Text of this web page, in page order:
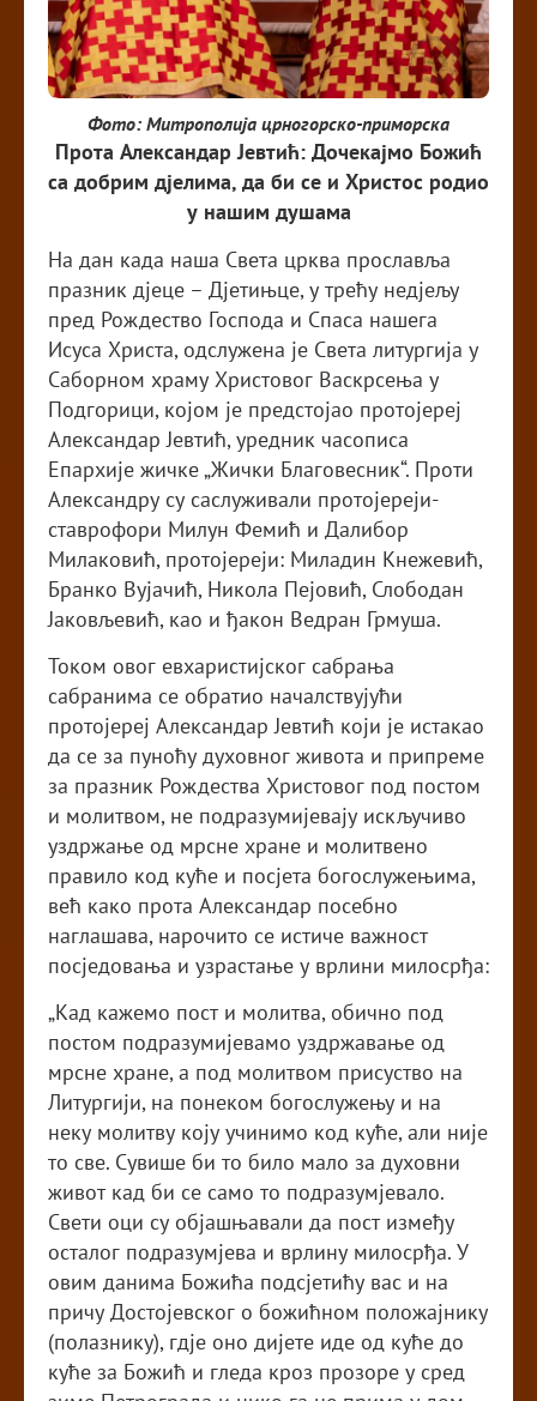
Фото: Митрополија црногорско-приморска
Прота Александар Јевтић: Дочекајмо Божић
са добрим дјелима, да би се и Христос родио
у нашим душама
На дан када наша Света црква прославља
празник дјеце – Дјетињце, у трећу недјељу
пред Рождество Господа и Спаса нашега
Исуса Христа, одслужена је Света литургија у
Саборном храму Христовог Васкрсења у
Подгорици, којом је предстојао протојереј
Александар Јевтић, уредник часописа
Епархије жичке „Жички Благовесник“. Проти
Александру су саслуживали протојереји-
ставрофори Милун Фемић и Далибор
Милаковић, протојереји: Миладин Кнежевић,
Бранко Вујачић, Никола Пејовић, Слободан
Јаковљевић, као и ђакон Ведран Грмуша.
Током овог евхаристијског сабрања
сабранима се обратио началствујући
протојереј Александар Јевтић који је истакао
да се за пуноћу духовног живота и припреме
за празник Рождества Христовог под постом
и молитвом, не подразумијевају искључиво
уздржање од мрсне хране и молитвено
правило код куће и посјета богослужењима,
већ како прота Александар посебно
наглашава, нарочито се истиче важност
посједовања и узрастање у врлини милосрђа:
„Кад кажемо пост и молитва, обично под
постом подразумијевамо уздржавање од
мрсне хране, а под молитвом присуство на
Литургији, на понеком богослужењу и на
неку молитву коју учинимо код куће, али није
то све. Сувише би то било мало за духовни
живот кад би се само то подразумјевало.
Свети оци су објашњавали да пост између
осталог подразумјева и врлину милосрђа. У
овим данима Божића подсјетићу вас и на
причу Достојевског о божићном положајнику
(полазнику), гдје оно дијете иде од куће до
куће за Божић и гледа кроз прозоре у сред